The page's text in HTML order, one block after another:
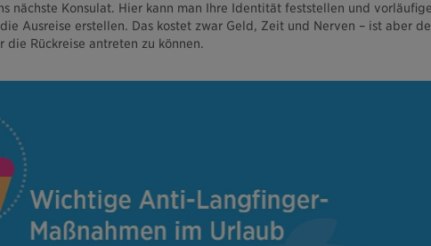
nächste Konsulat. Hier kann man Ihre Identität feststellen und
Ausreise erstellen. Das kostet zwar Geld, Zeit und Nerven – ist aber
die Rückreise antreten zu können.